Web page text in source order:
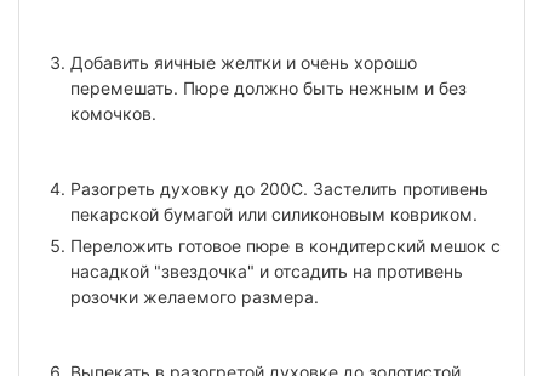
Добавить яичные желтки и очень хорошо
перемешать. Пюре должно быть нежным и без
комочков.
Разогреть духовку до 200С. Застелить противень
пекарской бумагой или силиконовым ковриком.
Переложить готовое пюре в кондитерский мешок с
насадкой "звездочка" и отсадить на противень
розочки желаемого размера.